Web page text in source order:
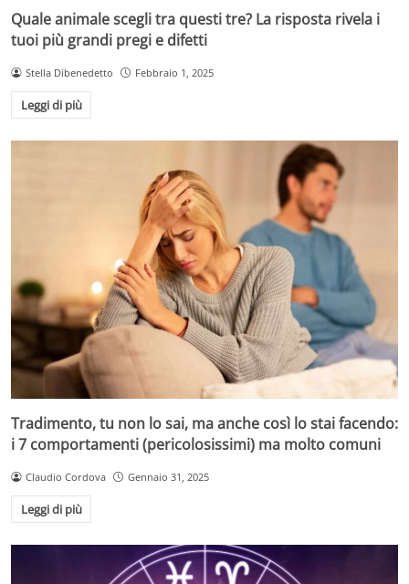
Quale animale scegli tra questi tre? La risposta rivela i
tuoi più grandi pregi e difetti
Stella Dibenedetto Febbraio 1, 2025
Leggi di più
Tradimento, tu non lo sai, ma anche così lo stai facendo:
i 7 comportamenti (pericolosissimi) ma molto comuni
Claudio Cordova Gennaio 31, 2025
Leggi di più